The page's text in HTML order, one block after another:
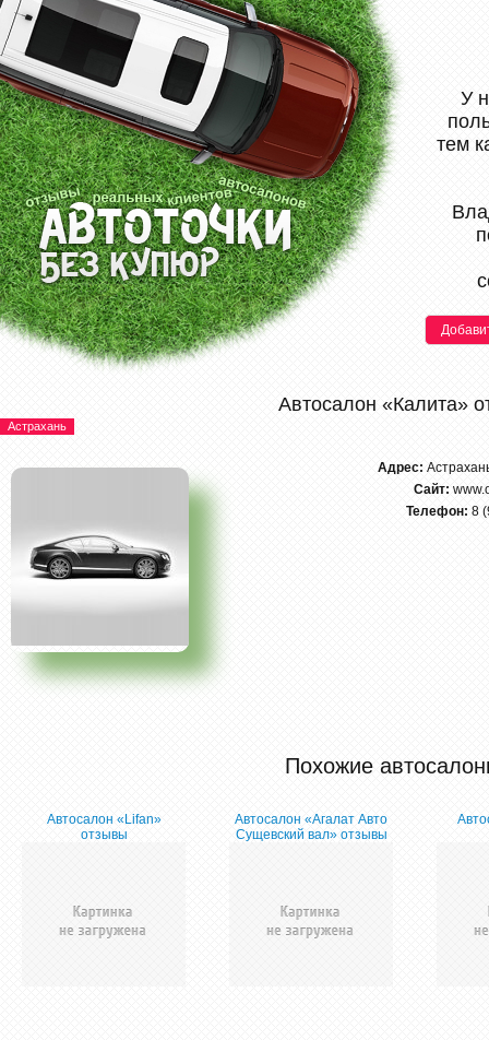
У
тем
Автосалон «Калита»
Астрахань
Адрес:
Сайт:
Телефон: 8
Похожие
Автосалон «Lifan»
отзывы
Автосалон «Агалат Авто
Сущевский вал» отзывы